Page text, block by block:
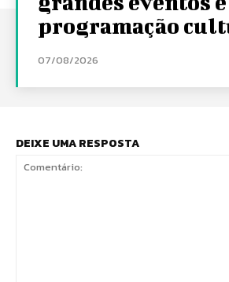
programação
07/08/2026
DEIXE UMA RESPOSTA